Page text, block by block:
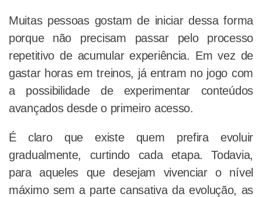
Muitas pessoas gostam de iniciar dessa forma
porque não precisam passar pelo processo
repetitivo de acumular experiência. Em vez de
gastar horas em treinos, já entram no jogo com
a possibilidade de experimentar conteúdos
avançados desde o primeiro acesso.
É claro que existe quem prefira evoluir
gradualmente, curtindo cada etapa. Todavia,
para aqueles que desejam vivenciar o nível
máximo sem a parte cansativa da evolução, as